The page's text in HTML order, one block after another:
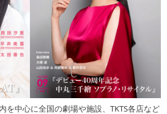
を中心に全国の劇場や施設、TKTS各店など